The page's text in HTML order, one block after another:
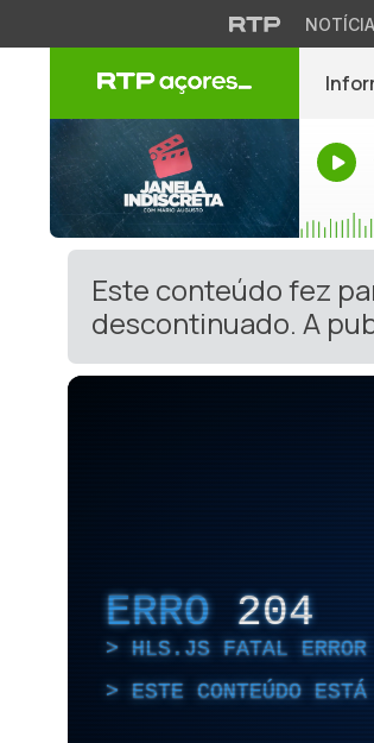
Este conteúdo fez
descontinuado. A
ERRO 204
HLS.JS FATAL ERROR
ESTE CONTEÚDO